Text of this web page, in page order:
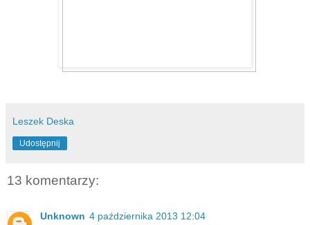
Leszek Deska
Udostępnij
13 komentarzy:
Unknown 4 października 2013 12:04